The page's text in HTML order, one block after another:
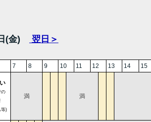
(金) 翌日＞
7 8 9 10 11 12 13 14 15
の
等)
満 満